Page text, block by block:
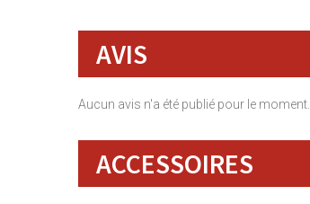
AVIS
Aucun avis n'a été publié pour le moment.
ACCESSOIRES